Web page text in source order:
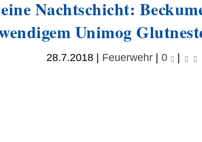
Nachtschicht:
Unimog
28.7.2018 Feuerwehr |0